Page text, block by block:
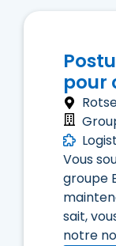
pour
Vous
groupe
sait,
notre